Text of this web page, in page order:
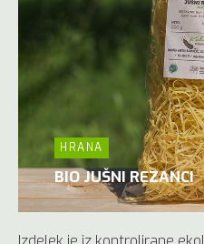
HRANA
BIO JUŠNI REZANCI